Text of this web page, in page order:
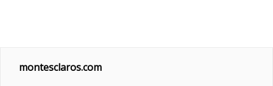
montesclaros.com